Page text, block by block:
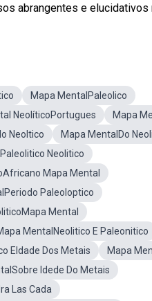
abrangentes e elucidativos
Mapa MentalPaleolico
NeolíticoPortugues
Mapa
Neoltico
Mapa MentalDo
Neolitico
Mapa Mental
Paleoloptico
Mental
MentalNeolitico E Paleonitico
EIdade Dos Metais
Mapa
Idede Do Metais
Las Cada